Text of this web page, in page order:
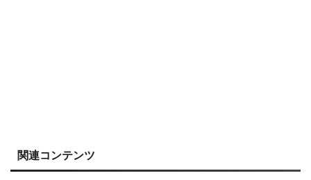
関連コンテンツ